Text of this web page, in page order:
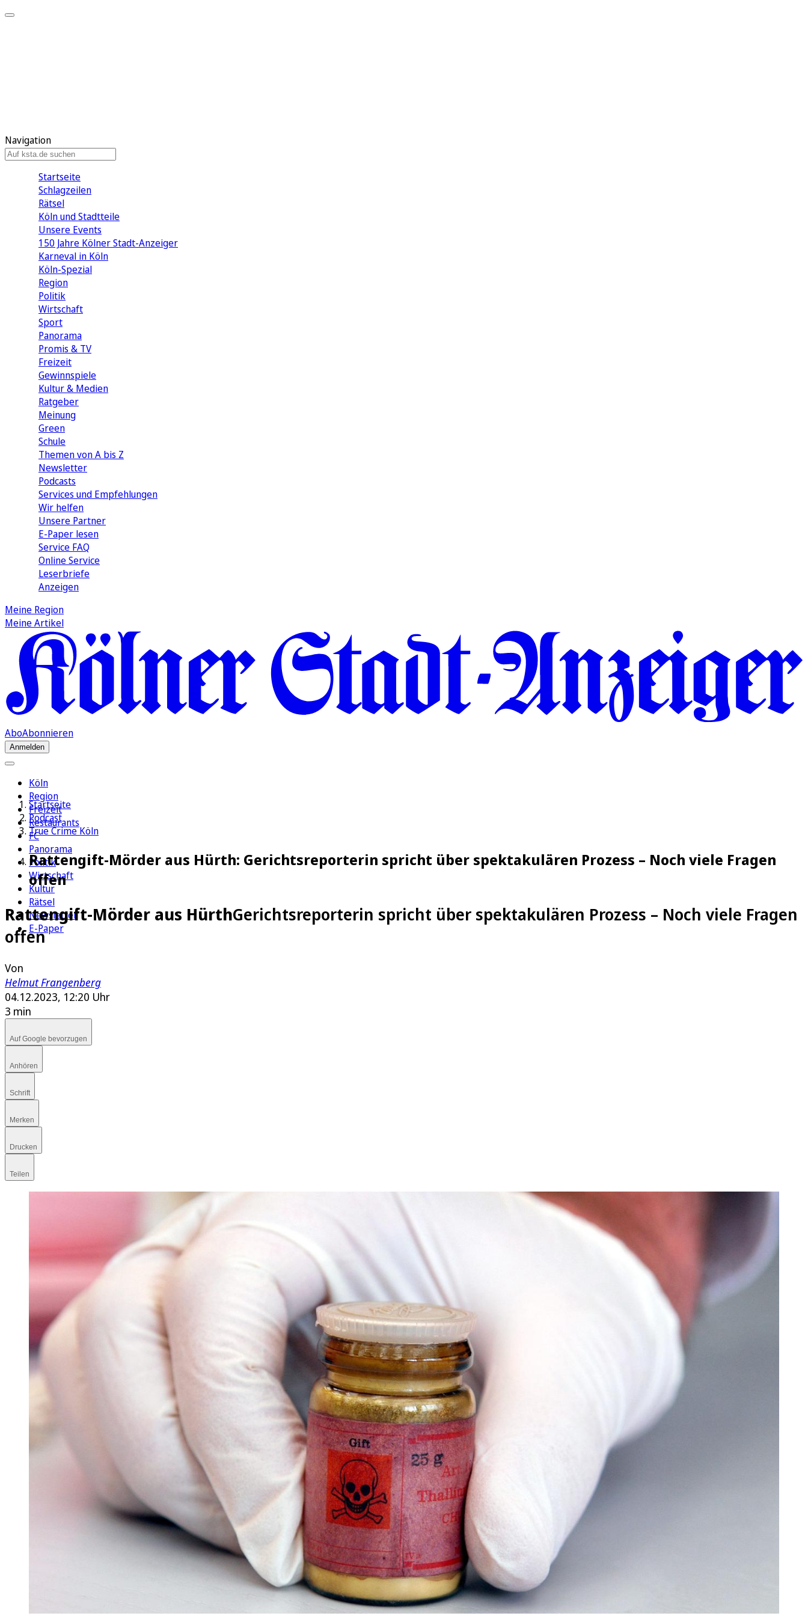
Navigation
Startseite
Schlagzeilen
Rätsel
Köln und Stadtteile
Unsere Events
150 Jahre Kölner Stadt-Anzeiger
Karneval in Köln
Köln-Spezial
Region
Politik
Wirtschaft
Sport
Panorama
Promis & TV
Freizeit
Gewinnspiele
Kultur & Medien
Ratgeber
Meinung
Green
Schule
Themen von A bis Z
Newsletter
Podcasts
Services und Empfehlungen
Wir helfen
Unsere Partner
E-Paper lesen
Service FAQ
Online Service
Leserbriefe
Anzeigen
Meine Region
Meine Artikel
AboAbonnieren
Anmelden
Köln
Region
Freizeit
Restaurants
FC
Panorama
Politik
Wirtschaft
Kultur
Rätsel
Newsletter
E-Paper
Startseite
Podcast
True Crime Köln
Rattengift-Mörder aus Hürth: Gerichtsreporterin spricht über spektakulären Prozess – Noch viele Fragen
offen
Rattengift-Mörder aus HürthGerichtsreporterin spricht über spektakulären Prozess – Noch viele Fragen
offen
Von
Helmut Frangenberg
04.12.2023, 12:20 Uhr
3 min
Auf Google bevorzugen
Anhören
Schrift
Merken
Drucken
Teilen